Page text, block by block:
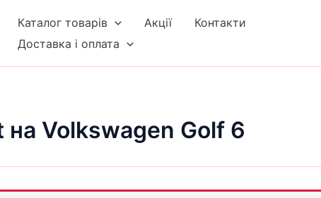
Каталог товарів Акції
Контакти
Доставка і оплата
Volkswagen Golf 6